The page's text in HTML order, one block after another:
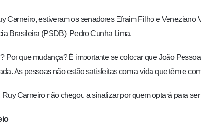
Carneiro, estiveram os senadores Efraim Filho e Veneziano
Brasileira (PSDB), Pedro Cunha Lima.
Por que mudança? É importante se colocar que João
As pessoas não estão satisfeitas com a vida que têm e
Ruy Carneiro não chegou a sinalizar por quem optará para